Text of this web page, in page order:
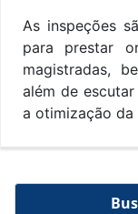
As inspeções
para prestar
magistradas,
além de
a otimização da